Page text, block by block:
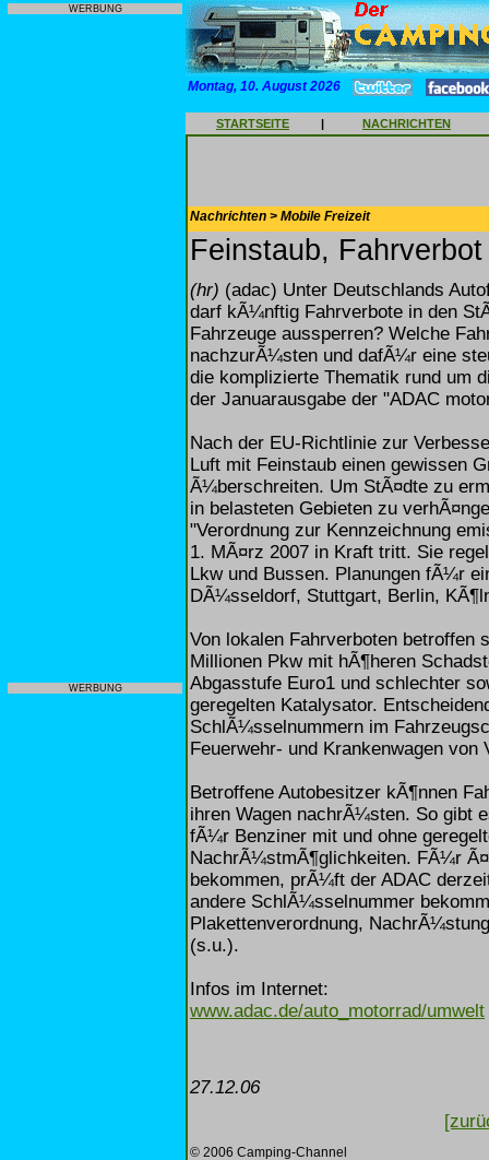
WERBUNG
WERBUNG
Montag, 10. August 2026
STARTSEITE | NACHRICHTEN
Nachrichten > Mobile Freizeit
Feinstaub,
(hr) (adac) Unter Deutschlands
darf kÃ¼nftig Fahrverbote in den
Fahrzeuge aussperren? Welche
nachzurÃ¼sten und dafÃ¼r eine
die komplizierte Thematik rund um
der Januarausgabe der "ADAC
Nach der EU-Richtlinie zur
Luft mit Feinstaub einen gewissen
Ã¼berschreiten. Um StÃ¤dte zu
in belasteten Gebieten zu
"Verordnung zur Kennzeichnung
1. MÃ¤rz 2007 in Kraft tritt. Sie
Lkw und Bussen. Planungen fÃ¼r
DÃ¼sseldorf, Stuttgart, Berlin,
Von lokalen Fahrverboten betroffen
Millionen Pkw mit hÃ¶heren
Abgasstufe Euro1 und schlechter
geregelten Katalysator.
SchlÃ¼sselnummern im
Feuerwehr- und Krankenwagen von
Betroffene Autobesitzer kÃ¶nnen
ihren Wagen nachrÃ¼sten. So gibt
fÃ¼r Benziner mit und ohne
NachrÃ¼stmÃ¶glichkeiten. FÃ¼r
bekommen, prÃ¼ft der ADAC
andere SchlÃ¼sselnummer
Plakettenverordnung,
(s.u.).
Infos im Internet:
www.adac.de/auto_motorrad/umwelt
27.12.06
© 2006 Camping-Channel